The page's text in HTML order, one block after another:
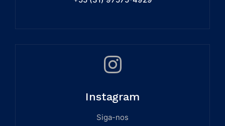
Instagram
Siga-nos